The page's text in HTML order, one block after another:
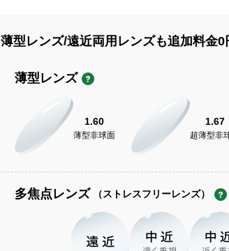
薄型レンズ/遠近両用レンズも追加料金0
薄型レンズ
1.60
薄型非球面
1.67
超薄型非
多焦点レンズ （ストレスフリーレンズ）